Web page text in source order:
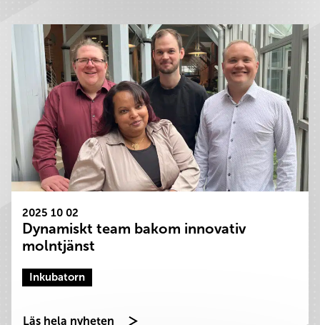
2025 10 02
Dynamiskt team bakom innovativ
molntjänst
Inkubatorn
Läs hela nyheten